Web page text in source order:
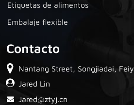
Etiquetas de alimentos
Embalaje flexible
Contacto
Nantang Street, Songjiadai,
Jared Lin
Jared@ztyj.cn